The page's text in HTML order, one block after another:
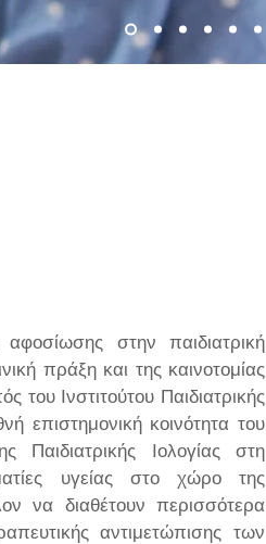
στην παιδιατρική
πράξη και της καινοτομίας
του Ινστιτούτου Παιδιατρικής
επιστημονική κοινότητα του
Παιδιατρικής Ιολογίας στη
υγείας στο χώρο της
να διαθέτουν περισσότερα
αντιμετώπισης των